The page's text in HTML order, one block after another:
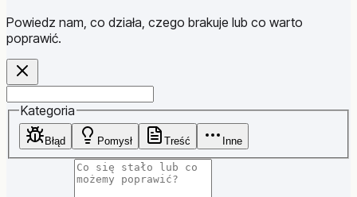
Powiedz nam, co działa, czego brakuje lub co warto
poprawić.
Kategoria
Błąd Pomysł Treść Inne